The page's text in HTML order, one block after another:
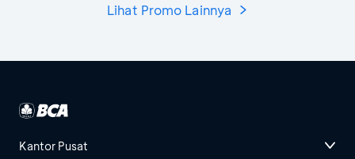
Lihat Promo Lainnya
Kantor Pusat